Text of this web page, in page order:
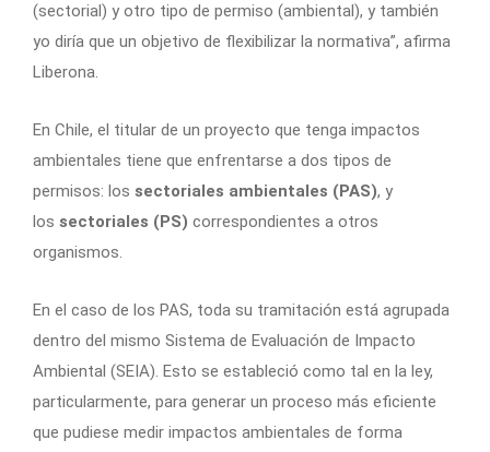
(sectorial) y otro tipo de permiso (ambiental), y también
yo diría que un objetivo de flexibilizar la normativa”, afirma
Liberona.
En Chile, el titular de un proyecto que tenga impactos
ambientales tiene que enfrentarse a dos tipos de
permisos: los sectoriales ambientales (PAS), y
los sectoriales (PS) correspondientes a otros
organismos.
En el caso de los PAS, toda su tramitación está agrupada
dentro del mismo Sistema de Evaluación de Impacto
Ambiental (SEIA). Esto se estableció como tal en la ley,
particularmente, para generar un proceso más eficiente
que pudiese medir impactos ambientales de forma